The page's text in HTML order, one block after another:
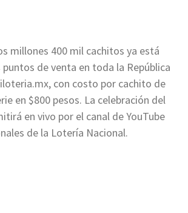
millones 400 mil cachitos ya está
de venta en toda la República
con costo por cachito de
en $800 pesos. La celebración del
en vivo por el canal de YouTube
de la Lotería Nacional.